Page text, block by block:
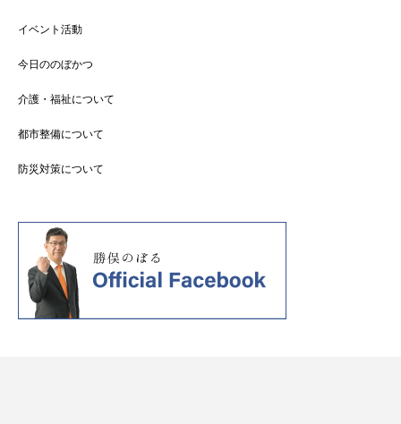
イベント活動
今日ののぼかつ
介護・福祉について
都市整備について
防災対策について